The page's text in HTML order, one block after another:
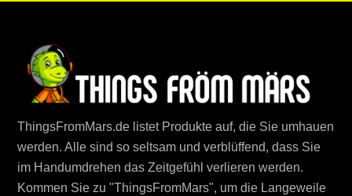
ThingsFromMars.de listet Produkte auf, die Sie umhauen
werden. Alle sind so seltsam und verblüffend, dass Sie
im Handumdrehen das Zeitgefühl verlieren werden.
Kommen Sie zu "ThingsFromMars", um die Langeweile